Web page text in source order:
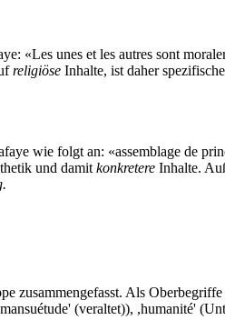
«Les unes et les autres sont
religiöse Inhalte, ist daher
wie folgt an: «assemblage de
und damit konkretere Inhalte.
zusammengefasst. Als
(veraltet)), ,humanité'